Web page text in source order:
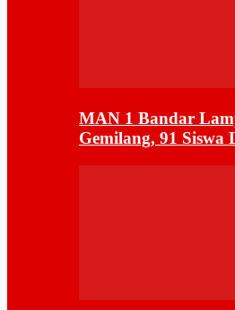
MAN 1 Bandar
Gemilang, 91